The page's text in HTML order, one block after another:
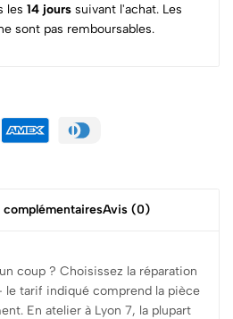
les 14 jours suivant l'achat. Les
sont pas remboursables.
Avis (0)
coup ? Choisissez la réparation
tarif indiqué comprend la pièce
En atelier à Lyon 7, la plupart